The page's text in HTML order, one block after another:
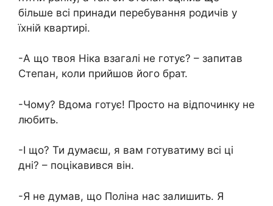
більше всі принади перебування родичів у
їхній квартирі.
-А що твоя Ніка взагалі не готує? – запитав
Степан, коли прийшов його брат.
-Чому? Вдома готує! Просто на відпочинку не
любить.
-І що? Ти думаєш, я вам готуватиму всі ці
дні? – поцікавився він.
-Я не думав, що Поліна нас залишить. Я